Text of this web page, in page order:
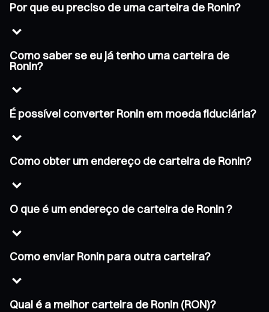
Por que eu preciso de uma carteira de Ronin?
Como saber se eu já tenho uma carteira de
Ronin?
É possível converter Ronin em moeda fiduciária?
Como obter um endereço de carteira de Ronin?
O que é um endereço de carteira de Ronin ?
Como enviar Ronin para outra carteira?
Qual é a melhor carteira de Ronin (RON)?